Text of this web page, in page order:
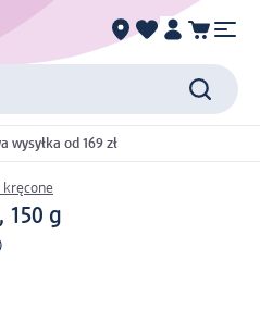
wysyłka od 169 zł
kręcone
150 g